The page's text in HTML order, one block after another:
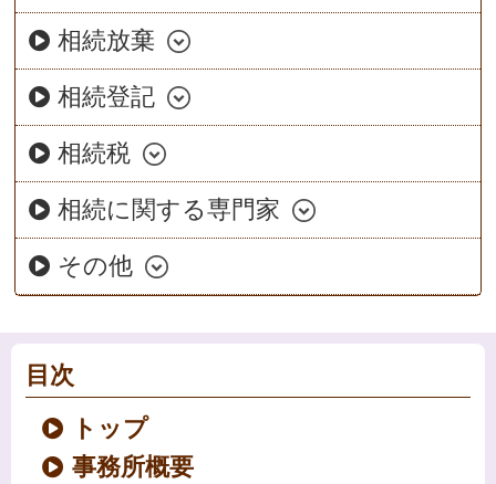
相続放棄
相続登記
相続税
相続に関する専門家
その他
目次
トップ
事務所概要